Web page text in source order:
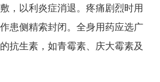
，以利炎症消退。疼痛剧烈时用
患侧精索封闭。全身用药应选广
抗生素，如青霉素、庆大霉素及